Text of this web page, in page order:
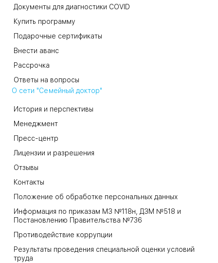
Документы для диагностики COVID
Купить программу
Подарочные сертификаты
Внести аванс
Рассрочка
Ответы на вопросы
О сети "Семейный доктор"
История и перспективы
Менеджмент
Пресс-центр
Лицензии и разрешения
Отзывы
Контакты
Положение об обработке персональных данных
Информация по приказам МЗ №118н, ДЗМ №518 и
Постановлению Правительства №736
Противодействие коррупции
Результаты проведения специальной оценки условий
труда